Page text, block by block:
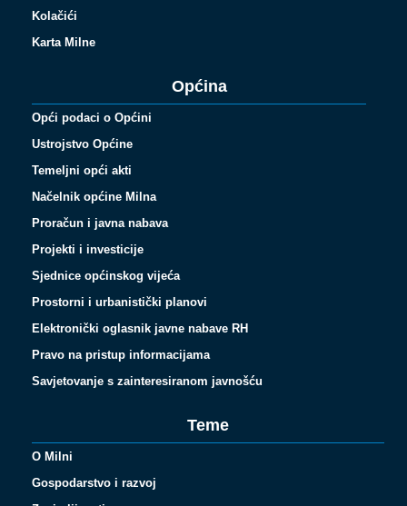
Kolačići
Karta Milne
Općina
Opći podaci o Općini
Ustrojstvo Općine
Temeljni opći akti
Načelnik općine Milna
Proračun i javna nabava
Projekti i investicije
Sjednice općinskog vijeća
Prostorni i urbanistički planovi
Elektronički oglasnik javne nabave RH
Pravo na pristup informacijama
Savjetovanje s zainteresiranom javnošću
Teme
O Milni
Gospodarstvo i razvoj